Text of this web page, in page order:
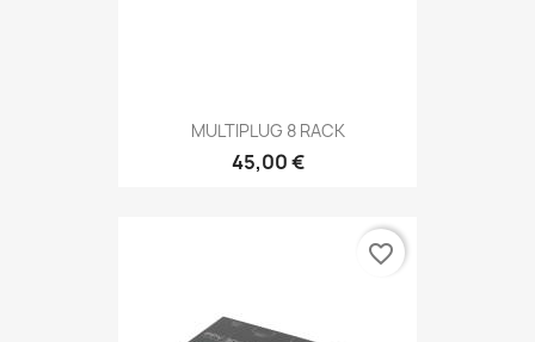
MULTIPLUG 8 RACK
45,00 €
favorite_border